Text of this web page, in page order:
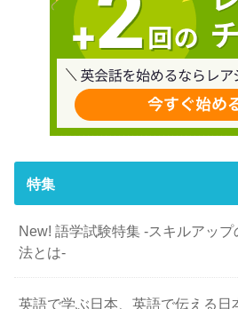
特集
New! 語学試験特集 -スキルアッ
法とは-
英語で学ぶ日本、英語で伝える日